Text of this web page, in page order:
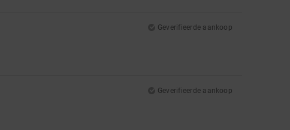
Geverifieerde aankoop
Geverifieerde aankoop